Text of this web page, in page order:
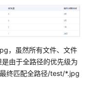
，虽然所有文件、文件
由于全路径的优先级为
终匹配全路径/test/*.jpg